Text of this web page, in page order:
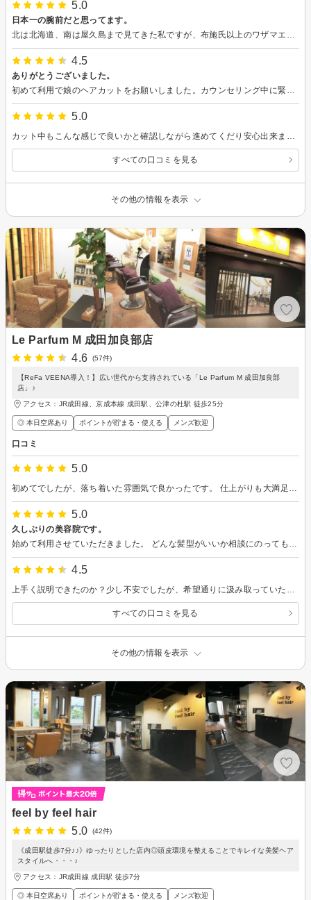
5.0
日本一の腕前だと思ってます。
4.5
ありがとうございました。
5.0
すべての口コミを見る
その他の情報を表示
Le Parfum M 成田加良部店
4.6
(57件)
【ReFa VEENA導入！】広い世代から支持されている「Le Parfum M 成田加良部
店」♪
アクセス：JR成田線、京成本線 成田駅、公津の杜駅 徒歩25分
◎ 本日空席あり ポイントが貯まる・使える メンズ歓迎
口コミ
5.0
5.0
久しぶりの美容院です。
4.5
すべての口コミを見る
その他の情報を表示
feel by feel hair
5.0
(42件)
《成田駅徒歩7分♪♪》ゆったりとした店内◎頭皮環境を整えることでキレイな美髪ヘア
スタイルへ・・・♪
アクセス：JR成田線 成田駅 徒歩7分
◎ 本日空席あり ポイントが貯まる・使える メンズ歓迎